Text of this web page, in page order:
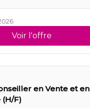
Voir l'offre
en Vente et en
F)